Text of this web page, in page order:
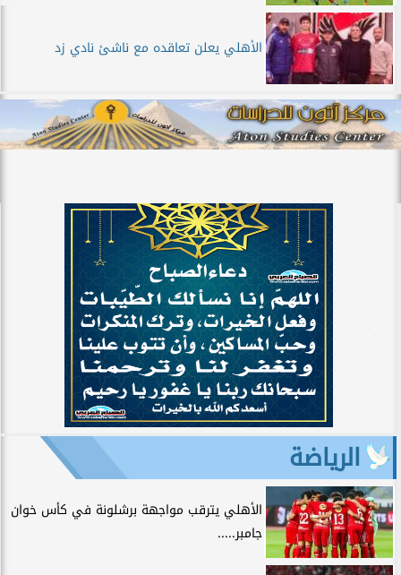
الأهلي يعلن تعاقده مع ناشئ نادي زد
الرياضة
الأهلي يترقب مواجهة برشلونة في كأس خوان
جامبر.....